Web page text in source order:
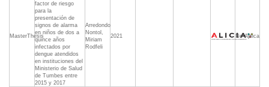
MasterThesis
factor de riesgo
para la
presentación de
signos de alarma
en niños de dos a
quince años
infectados por
dengue atendidos
en instituciones del
Ministerio de Salud
de Tumbes entre
2015 y 2017
Arredondo
Nontol,
Miriam
Rodfeli
2021 No Aplica